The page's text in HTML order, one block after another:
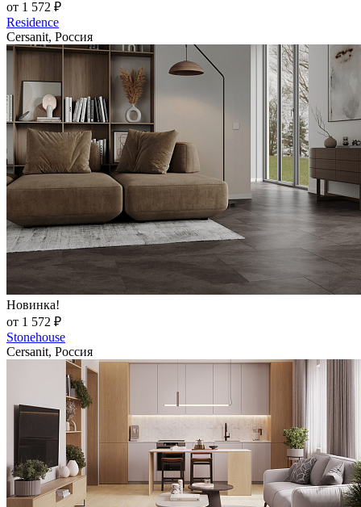
от 1 572 ₽
Residence
Cersanit, Россия
Новинка!
от 1 572 ₽
Stonehouse
Cersanit, Россия